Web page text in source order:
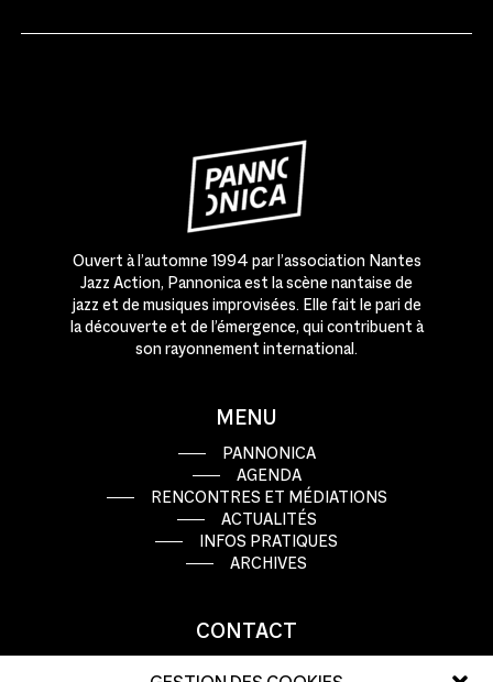
Ouvert à l’automne 1994 par l’association Nantes
Jazz Action, Pannonica est la scène nantaise de
jazz et de musiques improvisées. Elle fait le pari de
la découverte et de l’émergence, qui contribuent à
son rayonnement international.
MENU
PANNONICA
AGENDA
RENCONTRES ET MÉDIATIONS
ACTUALITÉS
INFOS PRATIQUES
ARCHIVES
CONTACT